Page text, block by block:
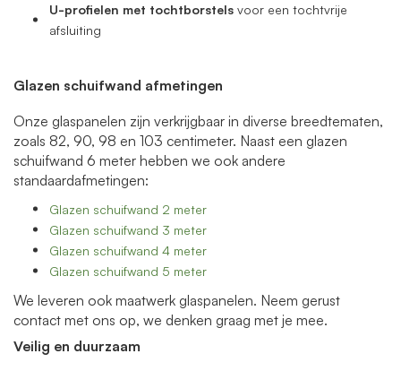
U-profielen met tochtborstels voor een tochtvrije
afsluiting
Glazen schuifwand afmetingen
Onze glaspanelen zijn verkrijgbaar in diverse breedtematen,
zoals 82, 90, 98 en 103 centimeter. Naast een glazen
schuifwand 6 meter hebben we ook andere
standaardafmetingen:
Glazen schuifwand 2 meter
Glazen schuifwand 3 meter
Glazen schuifwand 4 meter
Glazen schuifwand 5 meter
We leveren ook maatwerk glaspanelen. Neem gerust
contact met ons op, we denken graag met je mee.
Veilig en duurzaam